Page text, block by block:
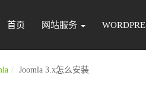
首页 网站服务
Joomla 3.x怎么安装